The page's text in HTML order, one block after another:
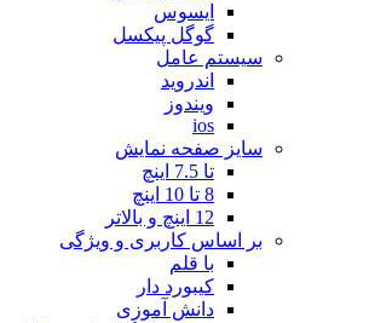
ایسوس
گوگل پیکسل
سیستم عامل
اندروید
ویندوز
ios
سایز صفحه نمایش
تا 7.5 اینچ
8 تا 10 اینچ
12 اینچ و بالاتر
بر اساس کاربری و ویژگی
با قلم
کیبورد دار
دانش آموزی